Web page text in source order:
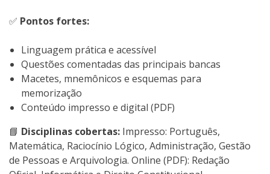
✅ Pontos fortes:
Linguagem prática e acessível
Questões comentadas das principais bancas
Macetes, mnemônicos e esquemas para
memorização
Conteúdo impresso e digital (PDF)
📘 Disciplinas cobertas: Impresso: Português,
Matemática, Raciocínio Lógico, Administração, Gestão
de Pessoas e Arquivologia. Online (PDF): Redação